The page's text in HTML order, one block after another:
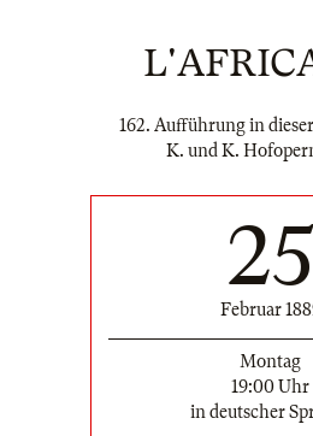
162. Aufführung in
K. und K.
25
Februar
Montag
19:00 Uhr
in deutscher